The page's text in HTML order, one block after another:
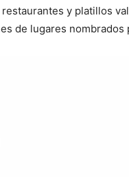
y platillos
de lugares